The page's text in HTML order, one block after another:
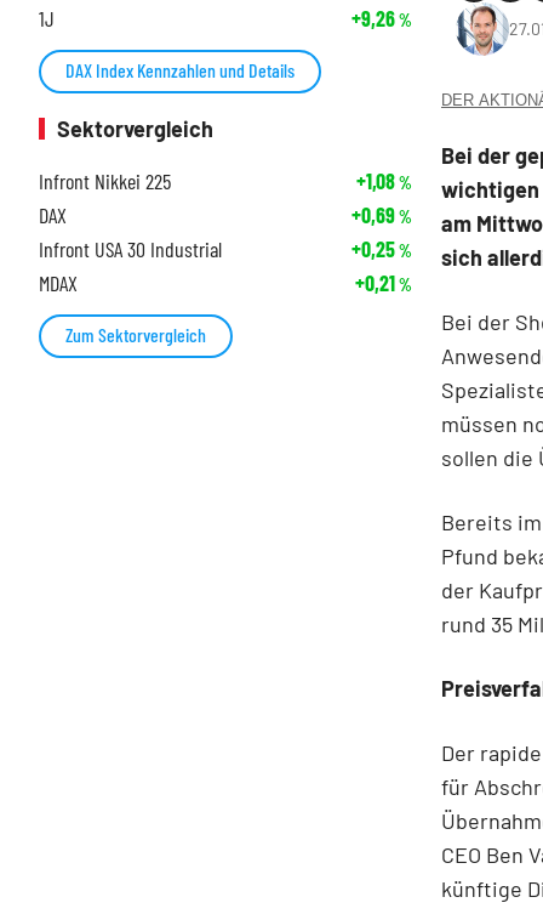
DER
Bei der
wichtigen
am
sich
Bei der
müssen
sollen die
Bereits
Pfund
der
rund 35
Der
für
CEO Ben
künftige
1J +9,26%
DAX Index Kennzahlen und Details
Sektorvergleich
Infront Nikkei 225
+1,08%
DAX +0,69%
Infront USA 30 Industrial +0,25%
MDAX +0,21%
Zum Sektorvergleich